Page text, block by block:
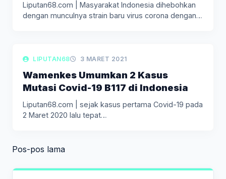
Liputan68.com | Masyarakat Indonesia dihebohkan
dengan munculnya strain baru virus corona dengan…
LIPUTAN KESEHATAN
LIPUTAN68 3 MARET 2021
Wamenkes Umumkan 2 Kasus
Mutasi Covid-19 B117 di Indonesia
Liputan68.com | sejak kasus pertama Covid-19 pada
2 Maret 2020 lalu tepat…
Navigasi
Pos-pos lama